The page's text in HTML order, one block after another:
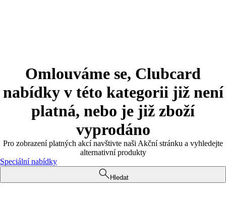
Omlouváme se, Clubcard
nabídky v této kategorii již není
platná, nebo je již zboží
vyprodáno
Pro zobrazení platných akcí navštivte naši Akční stránku a vyhledejte
alternativní produkty
Speciální nabídky
Hledat